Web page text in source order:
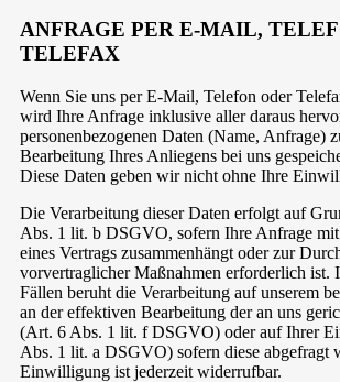
ANFRAGE PER E-MAIL,
TELEFAX
Wenn Sie uns per E-Mail, Telefon oder
wird Ihre Anfrage inklusive aller daraus
personenbezogenen Daten (Name, Anfrage)
Bearbeitung Ihres Anliegens bei uns
Diese Daten geben wir nicht ohne Ihre
Die Verarbeitung dieser Daten erfolgt auf
Abs. 1 lit. b DSGVO, sofern Ihre Anfrage
eines Vertrags zusammenhängt oder zur
vorvertraglicher Maßnahmen erforderlich ist.
Fällen beruht die Verarbeitung auf unserem
an der effektiven Bearbeitung der an uns
(Art. 6 Abs. 1 lit. f DSGVO) oder auf Ihrer
Abs. 1 lit. a DSGVO) sofern diese abgefragt
Einwilligung ist jederzeit widerrufbar.